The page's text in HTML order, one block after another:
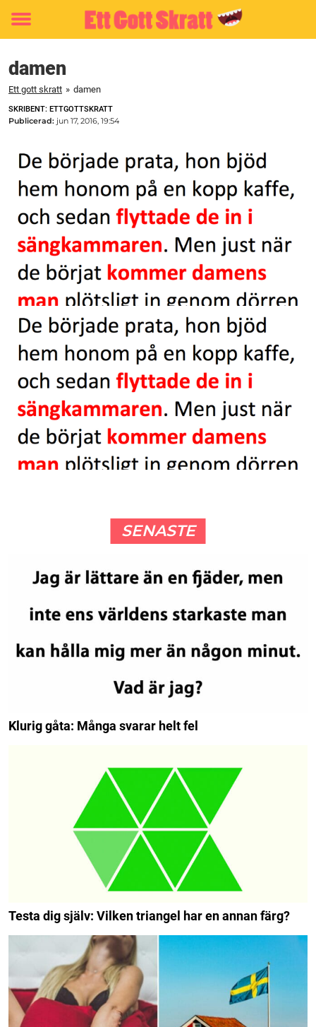
Toggle
damen
Ett gott skratt » damen
SKRIBENT: ETTGOTTSKRATT
Publicerad: jun 17, 2016, 19:54
SENASTE
Klurig gåta: Många svarar helt fel
Testa dig själv: Vilken triangel har en annan färg?